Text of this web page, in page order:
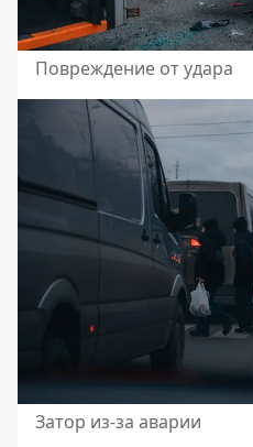
Повреждение от удара
Затор из-за аварии